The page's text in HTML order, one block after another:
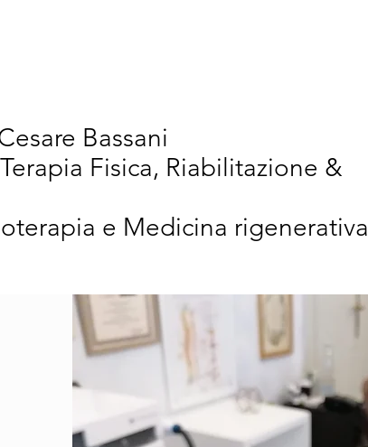
Bassani
Fisica, Riabilitazione &
e Medicina rigenerativa